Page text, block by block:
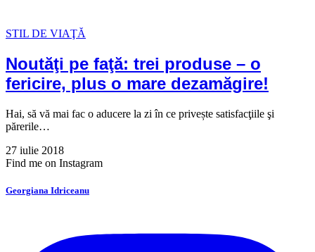
STIL DE VIAŢĂ
Noutăţi pe faţă: trei produse – o
fericire, plus o mare dezamăgire!
Hai, să vă mai fac o aducere la zi în ce privește satisfacţiile şi
părerile…
27 iulie 2018
Find me on Instagram
Georgiana Idriceanu